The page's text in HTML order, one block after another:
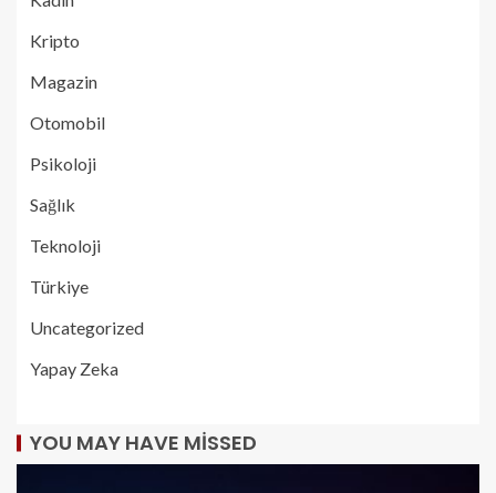
Kripto
Magazin
Otomobil
Psikoloji
Sağlık
Teknoloji
Türkiye
Uncategorized
Yapay Zeka
YOU MAY HAVE MISSED